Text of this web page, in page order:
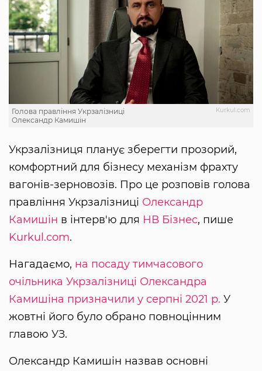
Kurkul.com
Голова правління Укрзалізниці
Олександр Камишін
Укрзалізниця планує зберегти прозорий,
комфортний для бізнесу механізм фрахту
вагонів-зерновозів. Про це розповів голова
правління Укрзалізниці Олександр
Камишін в інтерв'ю для НВ Бізнес, пише
Kurkul.com.
Нагадаємо, на посаду тимчасового
очільника Укрзалізниці Олександра
Камишіна призначили у серпні 2021 р. У
жовтні його було обрано повноцінним
главою УЗ.
Олександр Камишін назвав основні